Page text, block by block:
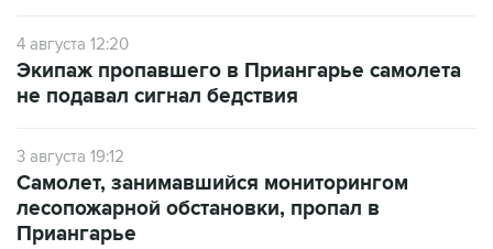
4 августа 12:20
Экипаж пропавшего в Приангарье самолета
не подавал сигнал бедствия
3 августа 19:12
Самолет, занимавшийся мониторингом
лесопожарной обстановки, пропал в
Приангарье